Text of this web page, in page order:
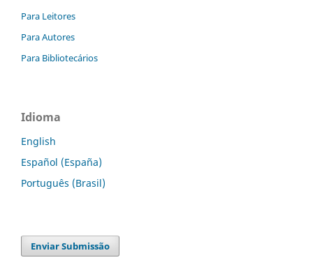
Para Leitores
Para Autores
Para Bibliotecários
Idioma
English
Español (España)
Português (Brasil)
Enviar Submissão